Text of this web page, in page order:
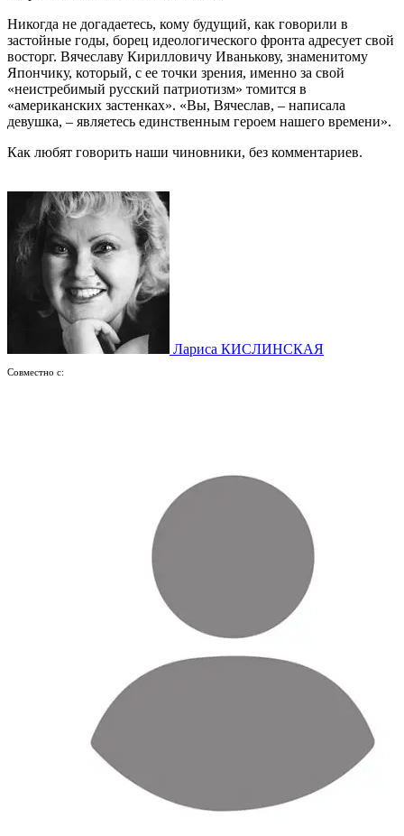
Никогда не догадаетесь, кому будущий, как говорили в
застойные годы, борец идеологического фронта адресует свой
восторг. Вячеславу Кирилловичу Иванькову, знаменитому
Япончику, который, с ее точки зрения, именно за свой
«неистребимый русский патриотизм» томится в
«американских застенках». «Вы, Вячеслав, – написала
девушка, – являетесь единственным героем нашего времени».
Как любят говорить наши чиновники, без комментариев.
Лариса КИСЛИНСКАЯ
Совместно с: